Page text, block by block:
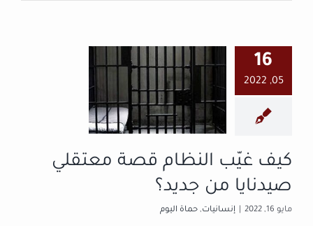
16
05, 2022
كيف غيّب
النظام قصة
معتقلي صيدنايا
من جديد؟
إنسانيات حماة اليوم
كيف غيّب النظام قصة معتقلي
صيدنايا من جديد؟
مايو 16, 2022 إنسانيات, حماة اليوم